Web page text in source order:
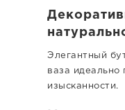
Элегантный
ваза идеально
изысканности.